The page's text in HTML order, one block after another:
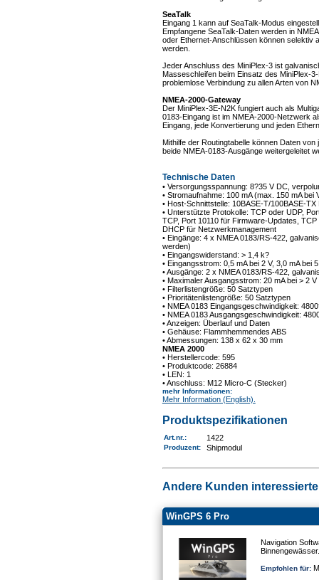
SeaTalk
Eingang 1 kann auf SeaTalk-Modus
Empfangene SeaTalk-Daten werden in
oder Ethernet-Anschlüssen können selektiv
werden.
Jeder Anschluss des MiniPlex-3 ist
Masseschleifen beim Einsatz des MiniPlex-
problemlose Verbindung zu allen Arten von
NMEA-2000-Gateway
Der MiniPlex-3E-N2K fungiert auch als
0183-Eingang ist im NMEA-2000-Netzwerk
Eingang, jede Konvertierung und jeden
Mithilfe der Routingtabelle können Daten
beide NMEA-0183-Ausgänge weitergeleitet
Technische Daten
• Versorgungsspannung: 8?35 V DC,
• Stromaufnahme: 100 mA (max. 150 mA
• Host-Schnittstelle: 10BASE-T/100BASE-TX
• Unterstützte Protokolle: TCP oder UDP,
TCP, Port 10110 für Firmware-Updates,
DHCP für Netzwerkmanagement
• Eingänge: 4 x NMEA 0183/RS-422,
werden)
• Eingangswiderstand: > 1,4 k?
• Eingangsstrom: 0,5 mA bei 2 V, 3,0 mA bei
• Ausgänge: 2 x NMEA 0183/RS-422,
• Maximaler Ausgangsstrom: 20 mA bei > 2 V
• Filterlistengröße: 50 Satztypen
• Prioritätenlistengröße: 50 Satztypen
• NMEA 0183 Eingangsgeschwindigkeit:
• NMEA 0183 Ausgangsgeschwindigkeit:
• Anzeigen: Überlauf und Daten
• Gehäuse: Flammhemmendes ABS
• Abmessungen: 138 x 62 x 30 mm
NMEA 2000
• Herstellercode: 595
• Produktcode: 26884
• LEN: 1
• Anschluss: M12 Micro-C (Stecker)
mehr Informationen:
Mehr Information (English).
Produktspezifikationen
Art.nr. : 1422
Produzent: Shipmodul
Andere Kunden
WinGPS 6 Pro
Navigation
Binnengewässer.
Empfohlen für: